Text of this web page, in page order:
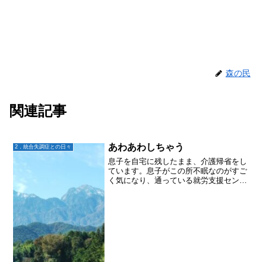
森の民
関連記事
2．統合失調症との日々 あわあわしちゃう
息子を自宅に残したまま、介護帰省をし
ています。息子がこの所不眠なのがすご
く気になり、通っている就労支援センタ